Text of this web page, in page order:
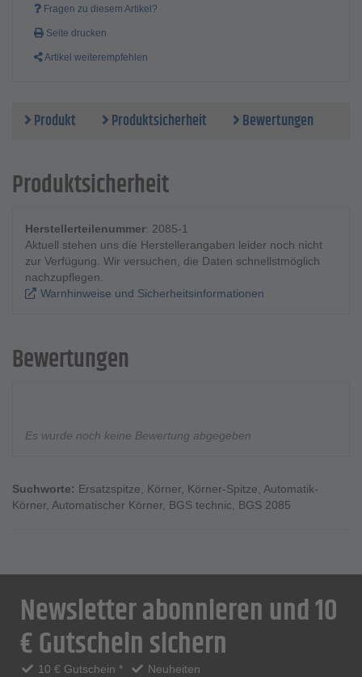
Fragen zu diesem Artikel?
Seite drucken
Artikel weiterempfehlen
Produkt Produktsicherheit Bewertungen
Produktsicherheit
Herstellerteilenummer: 2085-1
Aktuell stehen uns die Herstellerangaben leider noch nicht
zur Verfügung. Wir versuchen, die Daten schnellstmöglich
nachzupflegen.
Warnhinweise und Sicherheitsinformationen
Bewertungen
Es wurde noch keine Bewertung abgegeben
Suchworte: Ersatzspitze, Körner, Körner-Spitze, Automatik-
Körner, Automatischer Körner, BGS technic, BGS 2085
Newsletter abonnieren und 10
€ Gutschein sichern
10 € Gutschein *
Neuheiten